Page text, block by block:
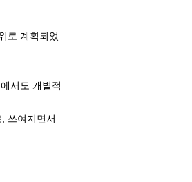
로 계획되었
서도 개별적
쓰여지면서